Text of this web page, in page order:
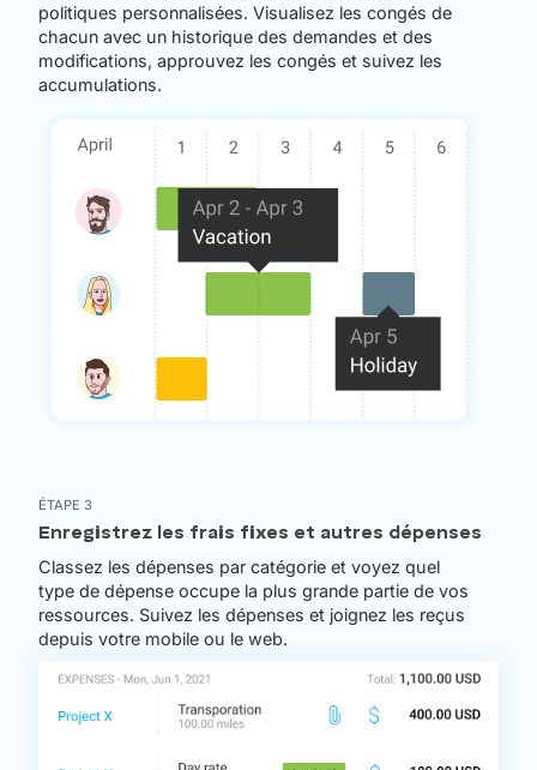
politiques personnalisées. Visualisez les congés de
chacun avec un historique des demandes et des
modifications, approuvez les congés et suivez les
accumulations.
ÉTAPE 3
Enregistrez les frais fixes et autres dépenses
Classez les dépenses par catégorie et voyez quel
type de dépense occupe la plus grande partie de vos
ressources. Suivez les dépenses et joignez les reçus
depuis votre mobile ou le web.